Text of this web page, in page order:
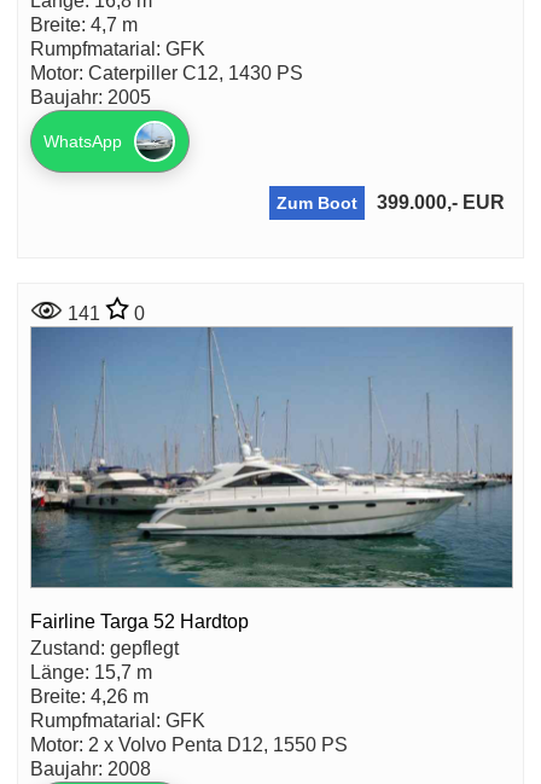
Breite: 4,7 m
Rumpfmatarial: GFK
Motor: Caterpiller C12, 1430 PS
Baujahr: 2005
WhatsApp
Zum Boot 399.000,- EUR
141 0
Fairline Targa 52 Hardtop
Zustand: gepflegt
Länge: 15,7 m
Breite: 4,26 m
Rumpfmatarial: GFK
Motor: 2 x Volvo Penta D12, 1550 PS
Baujahr: 2008